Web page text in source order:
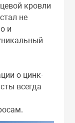
кровли
не
и
о цинк-
всегда